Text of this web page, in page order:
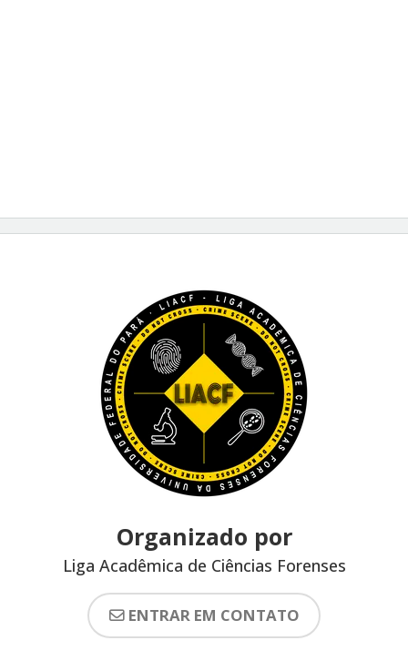
Organizado por
Liga Acadêmica de Ciências Forenses
ENTRAR EM CONTATO